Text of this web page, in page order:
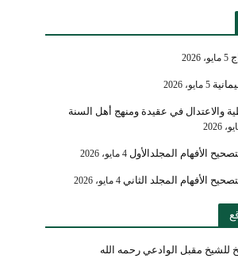
5 مايو، 2026
5 مايو، 2026
والاعتدال في عقيدة ومنهج أهل السنة
الأفهام المجلدالأول 4 مايو، 2026
الأفهام المجلد الثاني 4 مايو، 2026
للشيخ مقبل الوادعي رحمه الله